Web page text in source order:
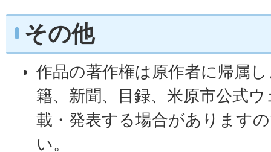
その他
作品の著作権は原作者に帰属
籍、新聞、目録、米原市公式
載・発表する場合があります
い。